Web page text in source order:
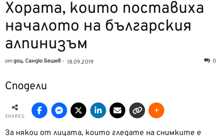
Хората, които поставиха
началото на българския
алпинизъм
отдоц. Сандю Бешев - 18.09.2019 0
Сподели
SHARES
За някои от лицата, които гледате на снимките е